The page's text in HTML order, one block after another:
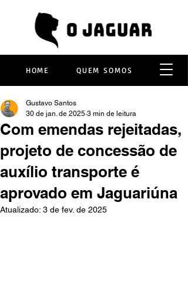
HOME QUEM SOMOS
Com emendas rejeitadas,
projeto de concessão de
auxílio transporte é
aprovado em Jaguariúna
Gustavo Santos
30 de jan. de 2025 3 min de leitura
Atualizado: 3 de fev. de 2025